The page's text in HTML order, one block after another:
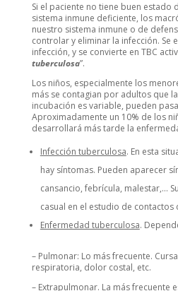
Si el paciente no tiene buen estado
sistema inmune deficiente, los
nuestro sistema inmune o de
controlar y eliminar la infección. Se
infección, y se convierte en TBC
tuberculosa”.
Los niños, especialmente los
más se contagian por adultos que
incubación es variable, pueden
Aproximadamente un 10% de los
desarrollará más tarde la
Infección tuberculosa. En esta
hay síntomas. Pueden aparecer
cansancio, febrícula, malestar,…
casual en el estudio de
Enfermedad tuberculosa.
– Pulmonar: Lo más frecuente.
respiratoria, dolor costal, etc.
– Extrapulmonar. La más frecuente